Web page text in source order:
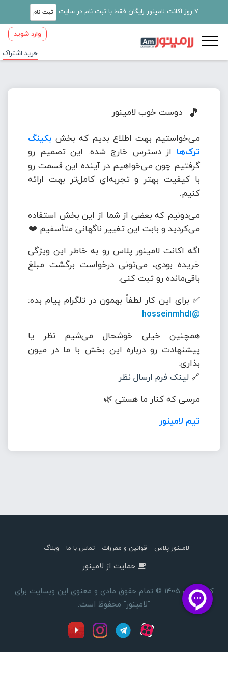
7 روز اکانت لامینور رایگان فقط با ثبت نام در سایت ثبت نام
وارد شوید
خرید اشتراک
🎵 دوست خوب لامینور
می‌خواستیم بهت اطلاع بدیم که بخش بکینگ
ترک‌ها از دسترس خارج شده. این تصمیم رو
گرفتیم چون می‌خواهیم در آینده این قسمت رو
با کیفیت بهتر و تجربه‌ای کامل‌تر بهت ارائه
کنیم.
می‌دونیم که بعضی از شما از این بخش استفاده
می‌کردید و بابت این تغییر ناگهانی متأسفیم ❤️
اگه اکانت لامینور پلاس رو به خاطر این ویژگی
خریده بودی، می‌تونی درخواست برگشت مبلغ
باقی‌مانده رو ثبت کنی.
✅ برای این کار لطفاً بهمون در تلگرام پیام بده:
@hosseinmhd1
همچنین خیلی خوشحال می‌شیم نظر یا
پیشنهادت رو درباره این بخش با ما در میون
بذاری:
🔗 لینک فرم ارسال نظر
مرسی که کنار ما هستی 🌿
تیم لامینور
لامینور پلاس قوانین و مقررات تماس با ما وبلاگ
حمایت از لامینور
کپی رایت 1405 © تمام حقوق مادی و معنوی این وبسایت برای
"لامینور" محفوظ است.